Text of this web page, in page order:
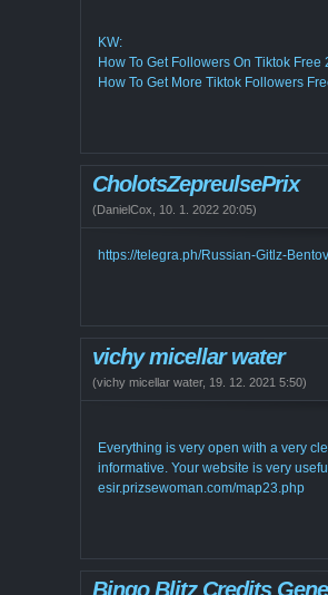
KW:
How To Get Followers On Tiktok Free
How To Get More Tiktok Followers
CholotsZepreulsePrix
(DanielCox 10. 1. 2022 20:05)
https://telegra.ph/Russian-Gitlz-
vichy micellar water
(vichy micellar water, 19. 12. 2021 5:50)
Everything is very open with a very
informative. Your website is very
esir.prizsewoman.com/map23.php
Bingo Blitz Credits